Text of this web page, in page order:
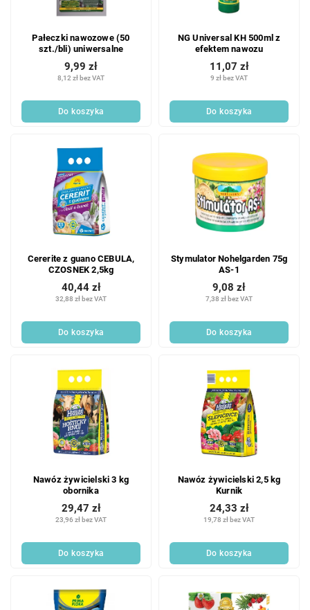
Pałeczki nawozowe (50
szt./bli) uniwersalne
8,12 zł bez VAT
9,99 zł
Do koszyka
NG Universal KH 500ml z
efektem nawozu
9 zł bez VAT
11,07 zł
Do koszyka
Cererite z guano CEBULA,
CZOSNEK 2,5kg
32,88 zł bez VAT
40,44 zł
Do koszyka
Stymulator Nohelgarden 75g
AS-1
7,38 zł bez VAT
9,08 zł
Do koszyka
Nawóz żywicielski 3 kg
obornika
23,96 zł bez VAT
29,47 zł
Do koszyka
Nawóz żywicielski 2,5 kg
Kurnik
19,78 zł bez VAT
24,33 zł
Do koszyka